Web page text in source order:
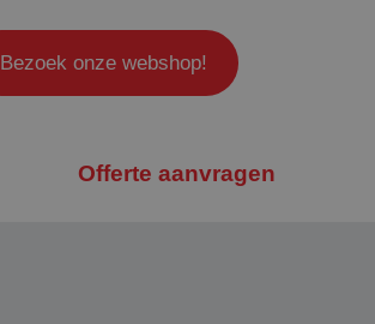
Bezoek onze webshop!
Offerte aanvragen